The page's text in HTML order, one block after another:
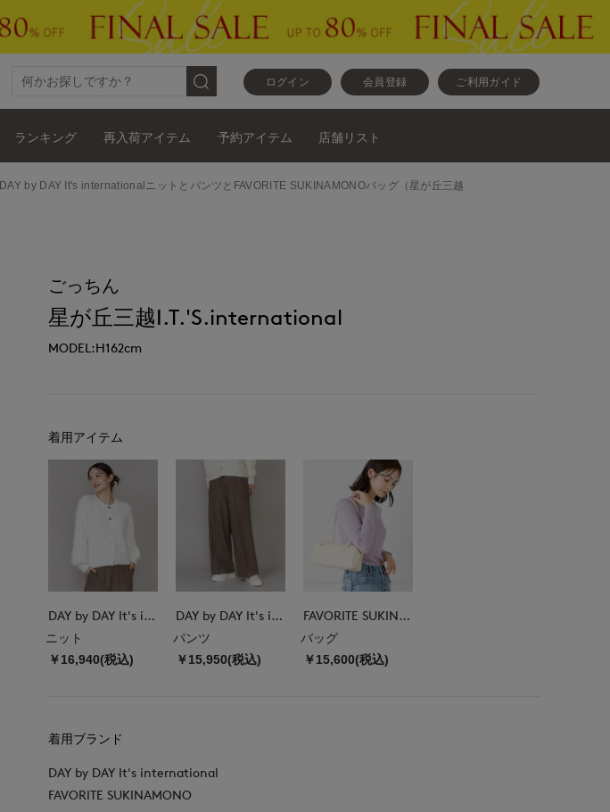
ログイン 会員登録 ご利用ガイド
ランキング 再入荷アイテム 予約アイテム 店舗リスト
DAY by DAY It's internationalニットとパンツとFAVORITE SUKINAMONOバッグ（星が丘三越
ごっちん
星が丘三越I.T.'S.international
MODEL:H162cm
着用アイテム
DAY by DAY It's international
ニット
￥16,940(税込)
DAY by DAY It's international
パンツ
￥15,950(税込)
FAVORITE SUKINAMONO
バッグ
￥15,600(税込)
着用ブランド
DAY by DAY It's international
FAVORITE SUKINAMONO